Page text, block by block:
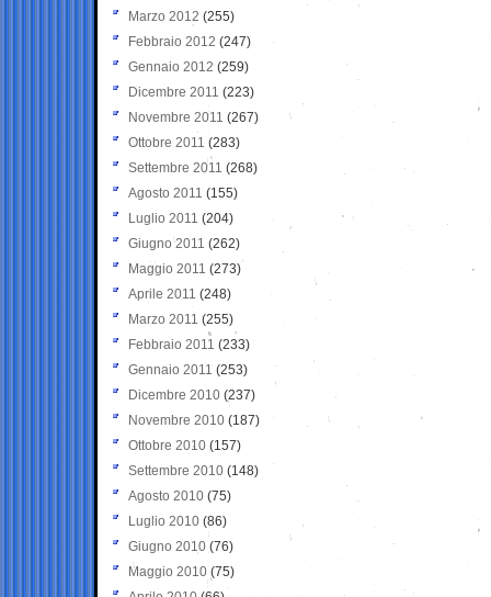
Marzo 2012 (255)
Febbraio 2012 (247)
Gennaio 2012 (259)
Dicembre 2011 (223)
Novembre 2011 (267)
Ottobre 2011 (283)
Settembre 2011 (268)
Agosto 2011 (155)
Luglio 2011 (204)
Giugno 2011 (262)
Maggio 2011 (273)
Aprile 2011 (248)
Marzo 2011 (255)
Febbraio 2011 (233)
Gennaio 2011 (253)
Dicembre 2010 (237)
Novembre 2010 (187)
Ottobre 2010 (157)
Settembre 2010 (148)
Agosto 2010 (75)
Luglio 2010 (86)
Giugno 2010 (76)
Maggio 2010 (75)